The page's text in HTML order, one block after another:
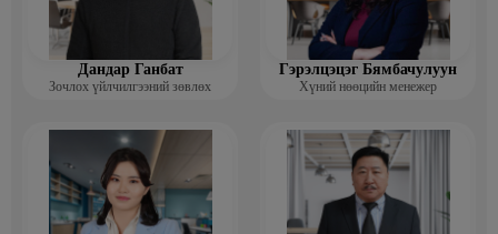
Дандар Ганбат
Зочлох үйлчилгээний зөвлөх
Гэрэлцэцэг Бямбачулуун
Хүний нөөцийн менежер